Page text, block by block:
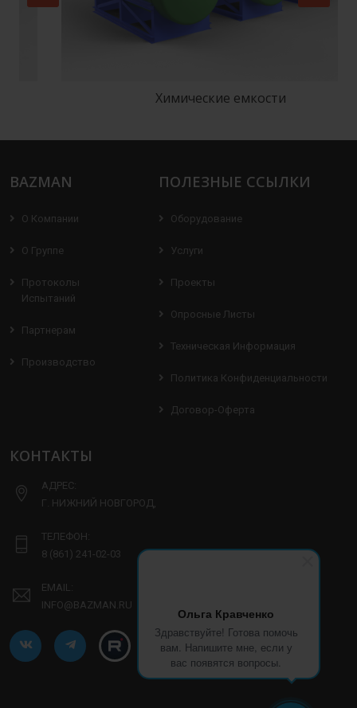
Ольга Кравченко
Здравствуйте! Готова помочь
вам. Напишите мне, если у
вас появятся вопросы.
Химические емкости
BAZMAN
О Компании
О Группе
Протоколы
Испытаний
Партнерам
Производство
ПОЛЕЗНЫЕ ССЫЛКИ
Оборудование
Услуги
Проекты
Опросные Листы
Техническая Информация
Политика Конфиденциальности
Договор-Оферта
КОНТАКТЫ
АДРЕС:
Г. НИЖНИЙ НОВГОРОД,
ТЕЛЕФОН:
8 (861) 241-02-03
EMAIL:
INFO@BAZMAN.RU